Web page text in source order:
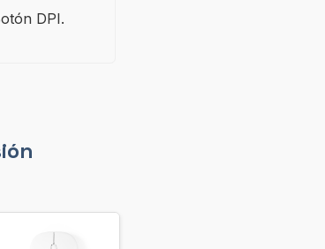
DPI.